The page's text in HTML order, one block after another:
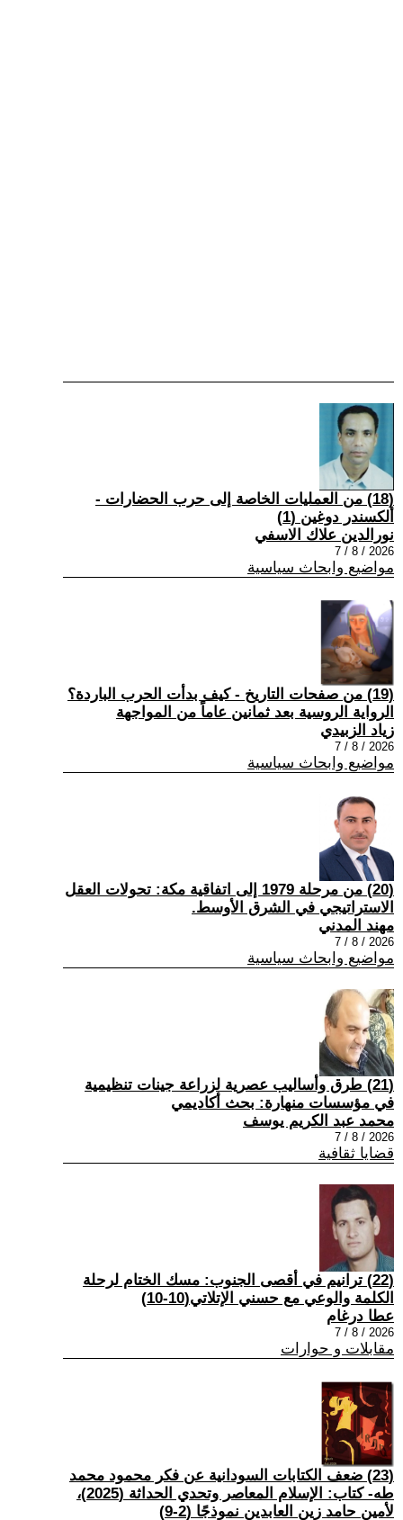
(18) من العمليات الخاصة إلى حرب الحضارات -
ألكسندر دوغين (1)
نورالدين علاك الاسفي
2026 / 8 / 7
مواضيع وابحاث سياسية
(19) من صفحات التاريخ - كيف بدأت الحرب الباردة؟
الرواية الروسية بعد ثمانين عاماً من المواجهة
زياد الزبيدي
2026 / 8 / 7
مواضيع وابحاث سياسية
(20) من مرحلة 1979 إلى اتفاقية مكة: تحولات العقل
الاستراتيجي في الشرق الأوسط.
مهند المدني
2026 / 8 / 7
مواضيع وابحاث سياسية
(21) طرق وأساليب عصرية لزراعة جينات تنظيمية
في مؤسسات منهارة: بحث أكاديمي
محمد عبد الكريم يوسف
2026 / 8 / 7
قضايا ثقافية
(22) ترانيم في أقصى الجنوب: مسك الختام لرحلة
الكلمة والوعي مع حسني الإتلاتي(10-10)
عطا درغام
2026 / 8 / 7
مقابلات و حوارات
(23) ضعف الكتابات السودانية عن فكر محمود محمد
طه- كتاب: الإسلام المعاصر وتحدي الحداثة (2025)،
لأمين حامد زين العابدين نموذجًا (2-9)